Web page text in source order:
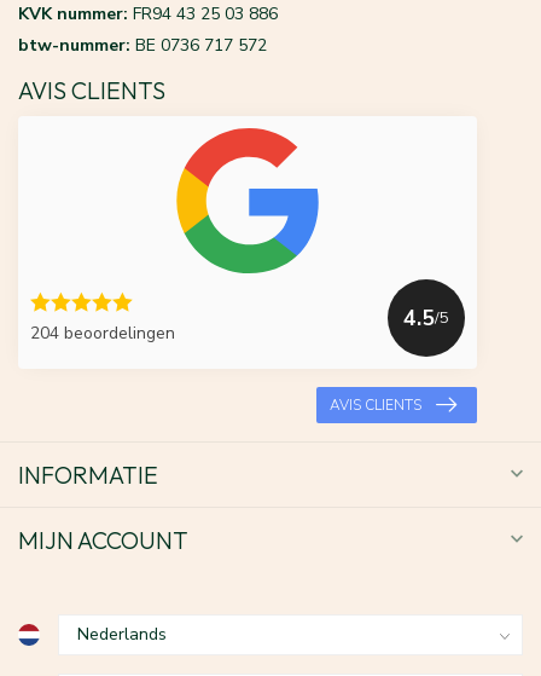
KVK nummer: FR94 43 25 03 886
btw-nummer: BE 0736 717 572
AVIS CLIENTS
204 beoordelingen
4.5/5
AVIS CLIENTS
INFORMATIE
MIJN ACCOUNT